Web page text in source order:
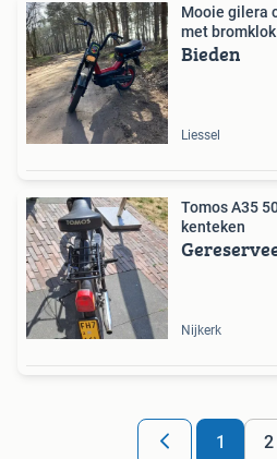
Mooie gilera
met bromklok
Bieden
Liessel
Tomos A35
kenteken
Nijkerk
1 2